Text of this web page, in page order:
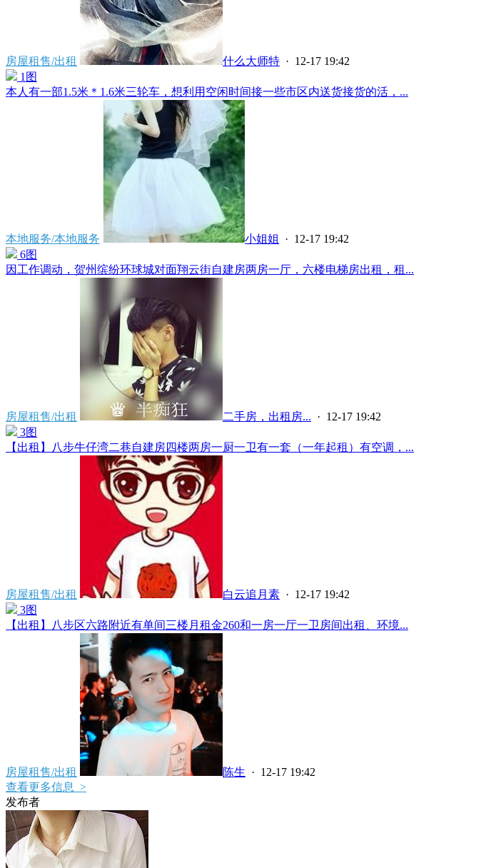
房屋租售/出租 什么大师特 · 12-17 19:42
1图
本人有一部1.5米＊1.6米三轮车，想利用空闲时间接一些市区内送货接货的活，...
本地服务/本地服务 小姐姐
· 12-17 19:42
6图
因工作调动，贺州缤纷环球城对面翔云街自建房两房一厅，六楼电梯房出租，租...
房屋租售/出租 二手房，出租房... · 12-17 19:42
3图
【出租】八步牛仔湾二巷自建房四楼两房一厨一卫有一套（一年起租）有空调，...
房屋租售/出租 白云追月素 · 12-17 19:42
3图
【出租】八步区六路附近有单间三楼月租金260和一房一厅一卫房间出租、环境...
房屋租售/出租 陈生 · 12-17 19:42
查看更多信息 >
发布者